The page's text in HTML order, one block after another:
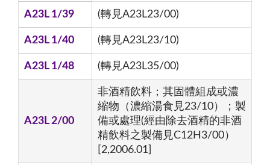
A23L 1/39 (轉見A23L23/00)
A23L 1/40 (轉見A23L23/10)
A23L 1/48 (轉見A23L35/00)
A23L 2/00
非酒精飲料；其固體組成或濃
縮物（濃縮湯食見23/10）；製
備或處理(經由除去酒精的非酒
精飲料之製備見C12H3/00）
[2,2006.01]